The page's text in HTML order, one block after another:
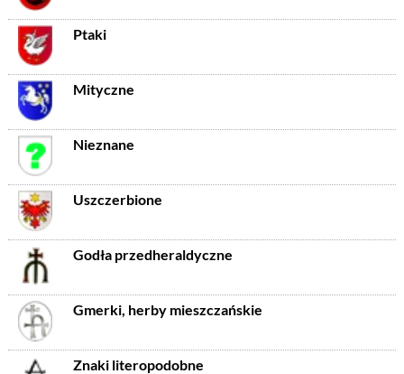
Ptaki
Mityczne
Nieznane
Uszczerbione
Godła przedheraldyczne
Gmerki, herby mieszczańskie
Znaki literopodobne